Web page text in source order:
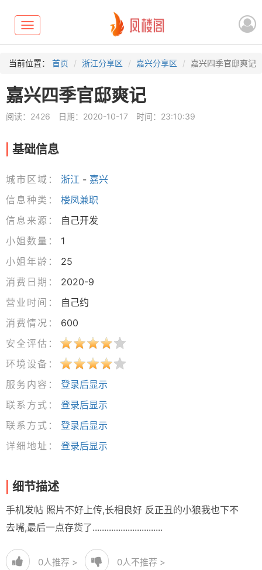
Toggle
navigation
当前位置： 首页 浙江分享区 嘉兴分享区 嘉兴四季官邸爽记
嘉兴四季官邸爽记
阅读：2426 日期：2020-10-17 时间：23:10:39
基础信息
城市区域： 浙江 - 嘉兴
信息种类：
楼凤兼职
信息来源：
自己开发
小姐数量：
1
小姐年龄：
25
消费日期：
2020-9
营业时间：
自己约
消费情况：
600
安全评估：
环境设备：
服务内容：
登录后显示
联系方式：
登录后显示
联系方式：
登录后显示
详细地址：
登录后显示
细节描述
手机发帖 照片不好上传,长相良好 反正丑的小狼我也下不
去嘴,最后一点存货了..............................
0人推荐 > 0人不推荐 >